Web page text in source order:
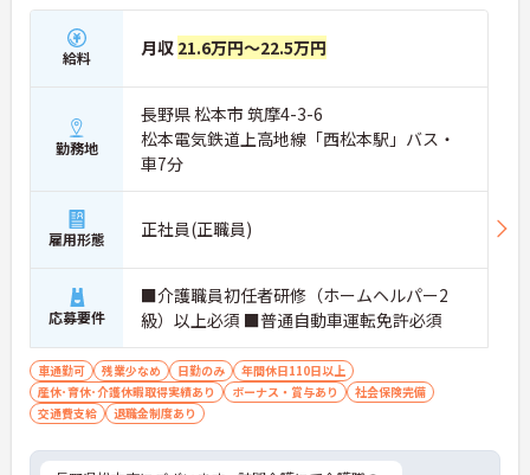
給料 月収 21.6万円～22.5万円
勤務地
長野県 松本市 筑摩4-3-6
松本電気鉄道上高地線「西松本駅」バス・
車7分
雇用形態 正社員(正職員)
応募要件
■介護職員初任者研修（ホームヘルパー2
級）以上必須 ■普通自動車運転免許必須
車通勤可 残業少なめ 日勤のみ
年間休日110日以上
産休･育休･介護休暇取得実績あり
ボーナス・賞与あり
社会保険完備
交通費支給
退職金制度あり